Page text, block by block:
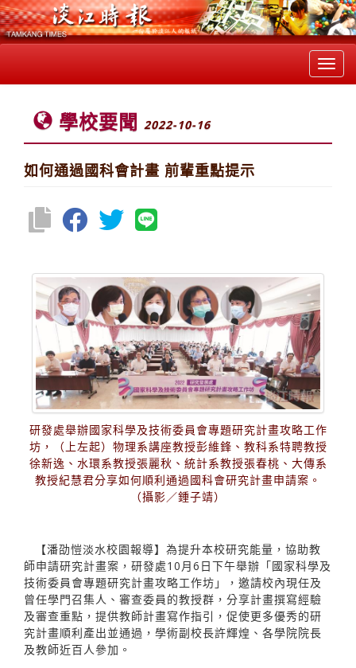
學校要聞 2022-10-16
如何通過國科會計畫 前輩重點提示
研發處舉辦國家科學及技術委員會專題研究計畫攻略工作
坊，（上左起）物理系講座教授彭維鋒、教科系特聘教授
徐新逸、水環系教授張麗秋、統計系教授張春桃、大傳系
教授紀慧君分享如何順利通過國科會研究計畫申請案。
（攝影／鍾子靖）
【潘劭愷淡水校園報導】為提升本校研究能量，協助教
師申請研究計畫案，研發處10月6日下午舉辦「國家科學及
技術委員會專題研究計畫攻略工作坊」，邀請校內現任及
曾任學門召集人、審查委員的教授群，分享計畫撰寫經驗
及審查重點，提供教師計畫寫作指引，促使更多優秀的研
究計畫順利產出並通過，學術副校長許輝煌、各學院院長
及教師近百人參加。